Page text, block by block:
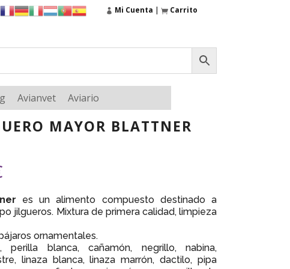
Mi Cuenta | Carrito
Avianvet Aviario
MAYOR BLATTNER
es un alimento compuesto destinado a
jilgueros. Mixtura de primera calidad, limpieza
ornamentales.
perilla blanca, cañamón, negrillo, nabina,
linaza blanca, linaza marrón, dactilo, pipa